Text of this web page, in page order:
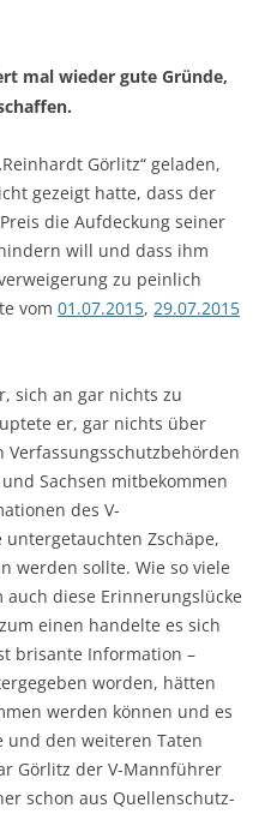
mal wieder gute Gründe,
Görlitz“ geladen,
gezeigt hatte, dass der
die Aufdeckung seiner
will und dass ihm
zu peinlich
vom 01.07.2015, 29.07.2015
sich an gar nichts zu
er, gar nichts über
Verfassungsschutzbehörden
Sachsen mitbekommen
des V-
untergetauchten Zschäpe,
werden sollte. Wie so viele
diese Erinnerungslücke
einen handelte es sich
brisante Information –
worden, hätten
werden können und es
und den weiteren Taten
Görlitz der V-Mannführer
schon aus Quellenschutz-